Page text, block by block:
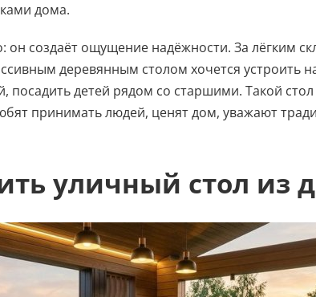
дома.
он создаёт ощущение надёжности. За лёгким
деревянным столом хочется устроить
посадить детей рядом со старшими. Такой
принимать людей, ценят дом, уважают
уличный стол из